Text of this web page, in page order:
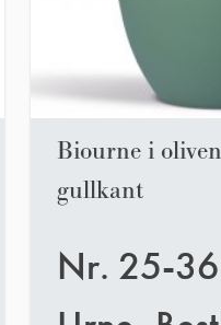
Biourne i
gullkant
Nr. 25-